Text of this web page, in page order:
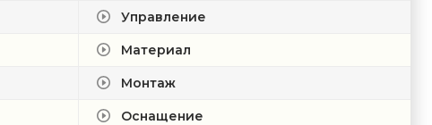
Управление
Материал
Монтаж
Оснащение